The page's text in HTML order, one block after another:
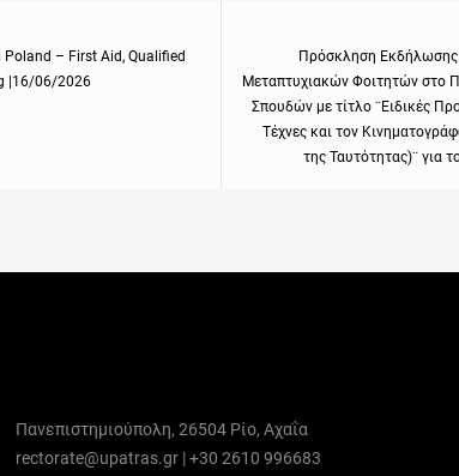
– First Aid, Qualified
|16/06/2026
post:
Πρόσκληση Εκδήλωσης
Μεταπτυχιακών Φοιτητών στο
Σπουδών με τίτλο ¨Ειδικές
Τέχνες και τον
της Ταυτότητας)¨ για
Πανεπιστημιούπολη, 26504 Ρίο, Αχαΐα
rectorate@upatras.gr|+30 2610 996683